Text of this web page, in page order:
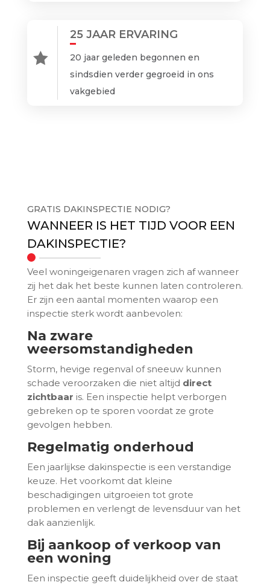

25 JAAR ERVARING
20 jaar geleden begonnen en
sindsdien verder gegroeid in ons
vakgebied
GRATIS DAKINSPECTIE NODIG?
WANNEER IS HET TIJD VOOR EEN
DAKINSPECTIE?
Veel woningeigenaren vragen zich af wanneer
zij het dak het beste kunnen laten controleren.
Er zijn een aantal momenten waarop een
inspectie sterk wordt aanbevolen:
Na zware
weersomstandigheden
Storm, hevige regenval of sneeuw kunnen
schade veroorzaken die niet altijd direct
zichtbaar is. Een inspectie helpt verborgen
gebreken op te sporen voordat ze grote
gevolgen hebben.
Regelmatig onderhoud
Een jaarlijkse dakinspectie is een verstandige
keuze. Het voorkomt dat kleine
beschadigingen uitgroeien tot grote
problemen en verlengt de levensduur van het
dak aanzienlijk.
Bij aankoop of verkoop van
een woning
Een inspectie geeft duidelijkheid over de staat